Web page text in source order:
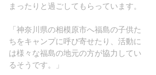
まったりと過ごしてもらっています。
「神奈川県の相模原市へ福島の子供た
ちをキャンプに呼び寄せたり、活動に
は様々な福島の地元の方が協力してい
るそうです。」